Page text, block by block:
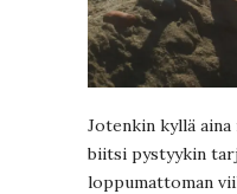
Jotenkin kyllä
biitsi pystyykin
loppumattoman